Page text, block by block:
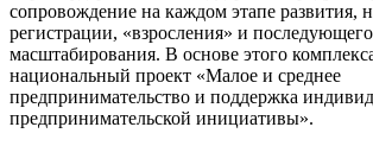
сопровождение на каждом этапе развития,
регистрации, «взросления» и последующего
масштабирования. В основе этого
национальный проект «Малое и среднее
предпринимательство и поддержка
предпринимательской инициативы».